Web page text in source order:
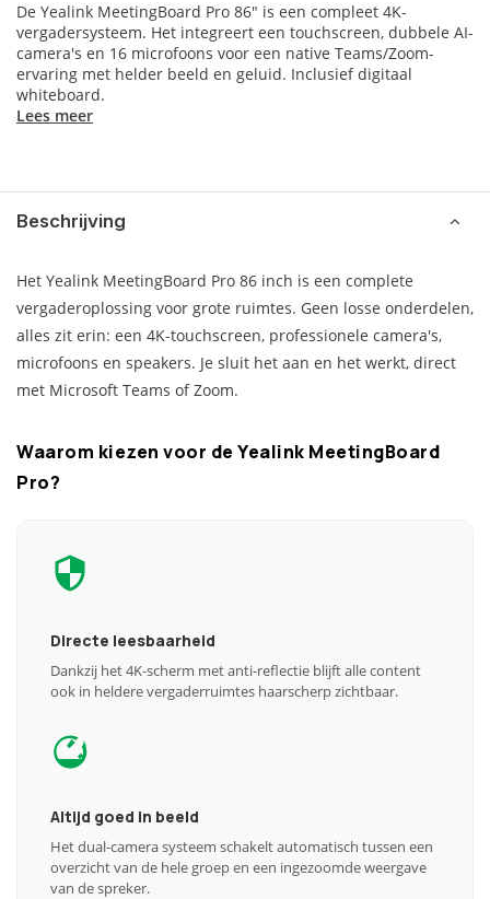
De Yealink MeetingBoard Pro 86" is een compleet 4K-
vergadersysteem. Het integreert een touchscreen, dubbele AI-
camera's en 16 microfoons voor een native Teams/Zoom-
ervaring met helder beeld en geluid. Inclusief digitaal
whiteboard.
Lees meer
Beschrijving
Het Yealink MeetingBoard Pro 86 inch is een complete
vergaderoplossing voor grote ruimtes. Geen losse onderdelen,
alles zit erin: een 4K-touchscreen, professionele camera's,
microfoons en speakers. Je sluit het aan en het werkt, direct
met Microsoft Teams of Zoom.
Waarom kiezen voor de Yealink MeetingBoard
Pro?
Directe leesbaarheid
Dankzij het 4K-scherm met anti-reflectie blijft alle content
ook in heldere vergaderruimtes haarscherp zichtbaar.
Altijd goed in beeld
Het dual-camera systeem schakelt automatisch tussen een
overzicht van de hele groep en een ingezoomde weergave
van de spreker.